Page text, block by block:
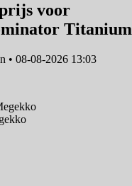
voor
Titanium
• 08-08-2026 13:03